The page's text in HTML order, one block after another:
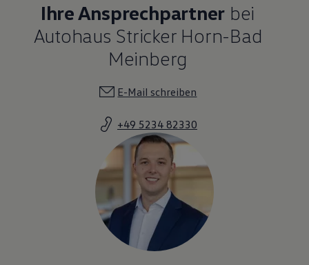
Ihre Ansprechpartner bei
Autohaus Stricker Horn-Bad
Meinberg
E-Mail schreiben
+49 5234 82330